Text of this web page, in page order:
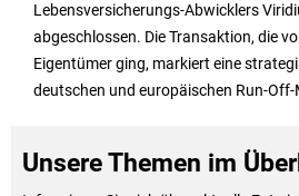
Lebensversicherungs-Abwicklers
abgeschlossen. Die Transaktion, die
Eigentümer ging, markiert eine
deutschen und europäischen Run-
Unsere Themen im